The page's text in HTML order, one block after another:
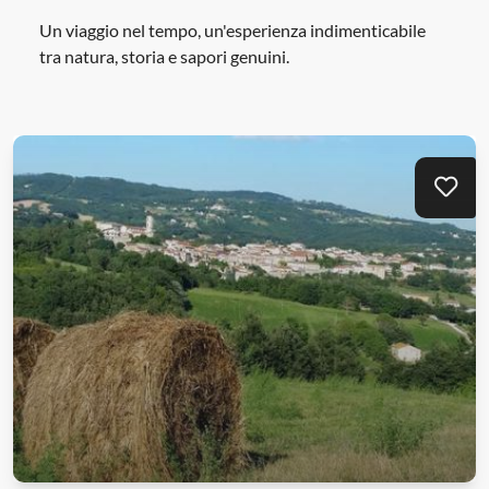
Un viaggio nel tempo, un'esperienza indimenticabile
tra natura, storia e sapori genuini.